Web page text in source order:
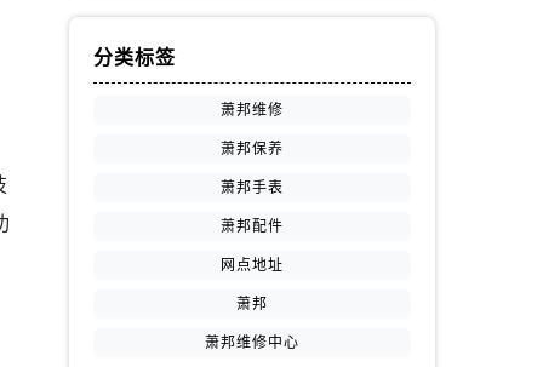
分类标签
萧邦维修
萧邦保养
萧邦手表
萧邦配件
网点地址
萧邦
萧邦维修中心